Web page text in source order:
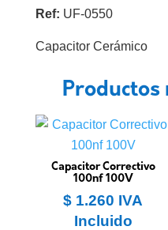
Ref: UF-0550
Capacitor Cerámico
Productos
Capacitor Correctivo
100nf 100V
$ 1.260 IVA
Incluido